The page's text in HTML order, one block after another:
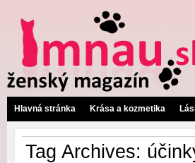
Hlavná stránka Krása a kozmetika
Tag Archives: